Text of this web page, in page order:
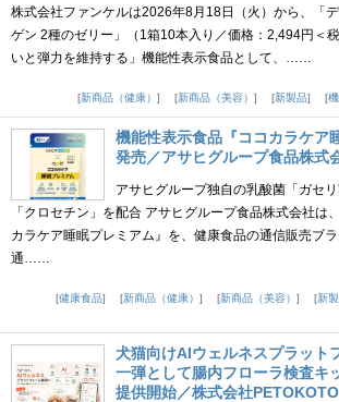
株式会社ファンケルは2026年8月18日（火）から、「
ゲン 2種のゼリー」（1箱10本入り／価格：2,494円＜
いと弾力を維持する」機能性表示食品として、……
新商品（健康）
新商品（美容） 新製品
機能性表示食品『ココカラケア
発売／アサヒグループ食品株式
アサヒグループ独自の乳酸菌「ガセ
「クロセチン」を配合 アサヒグループ食品株式会社は
カラケア睡眠プレミアム』を、健康食品の通信販売ブ
通……
健康食品
新商品（健康） 新商品（美容） 新
犬猫向けAIウェルネスプラット
一弾として腸内フローラ検査キ
提供開始／株式会社PETOKOTO